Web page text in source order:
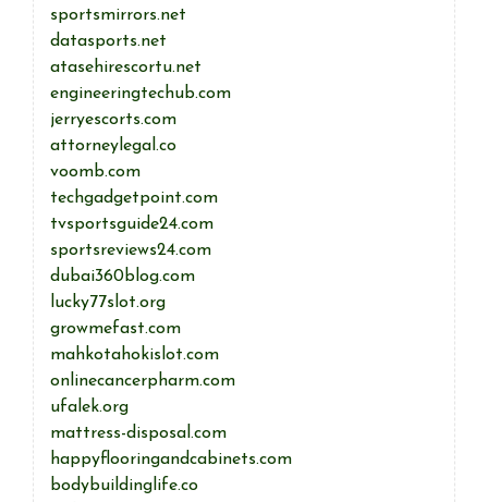
sportsmirrors.net
datasports.net
atasehirescortu.net
engineeringtechub.com
jerryescorts.com
attorneylegal.co
voomb.com
techgadgetpoint.com
tvsportsguide24.com
sportsreviews24.com
dubai360blog.com
lucky77slot.org
growmefast.com
mahkotahokislot.com
onlinecancerpharm.com
ufalek.org
mattress-disposal.com
happyflooringandcabinets.com
bodybuildinglife.co